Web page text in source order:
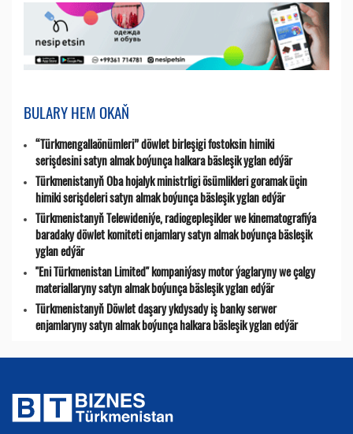
BULARY HEM OKAŇ
“Türkmengallaönümleri” döwlet birleşigi fostoksin himiki
serişdesini satyn almak boýunça halkara bäsleşik yglan edýär
Türkmenistanyň Oba hojalyk ministrligi ösümlikleri goramak üçin
himiki serişdeleri satyn almak boýunça bäsleşik yglan edýär
Türkmenistanyň Telewideniýe, radio­gepleşikler we kinematografiýa
baradaky döwlet komiteti enjamlary satyn almak boýunça bäsleşik
yglan edýär
"Eni Türkmenistan Limited" kompaniýasy motor ýaglaryny we çalgy
materiallaryny satyn almak boýunça bäsleşik yglan edýär
Türkmenistanyň Döwlet daşary ykdysady iş banky serwer
enjamlaryny satyn almak boýunça halkara bäsleşik yglan edýär